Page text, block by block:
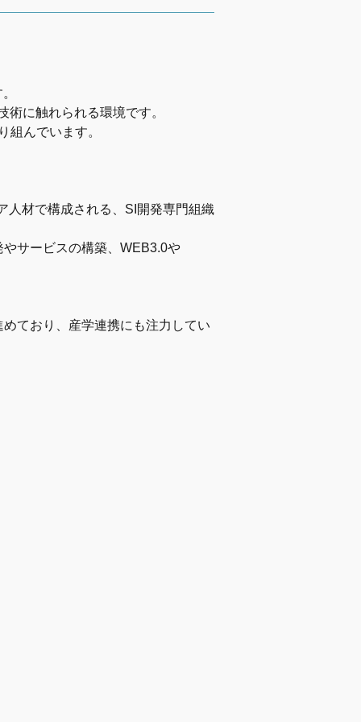
に触れられる環境です。
組んでいます。
人材で構成される、SI開発専門組織
サービスの構築、WEB3.0や
ており、産学連携にも注力してい